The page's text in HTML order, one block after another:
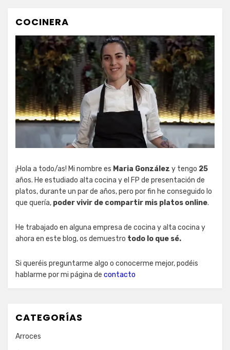
COCINERA
¡Hola a todo/as! Mi nombre es Maria González y tengo 25
años. He estudiado alta cocina y el FP de presentación de
platos, durante un par de años, pero por fin he conseguido lo
que quería, poder vivir de compartir mis platos online.
He trabajado en alguna empresa de cocina y alta cocina y
ahora en este blog, os demuestro todo lo que sé.
Si queréis preguntarme algo o conocerme mejor, podéis
hablarme por mi página de contacto
CATEGORÍAS
Arroces